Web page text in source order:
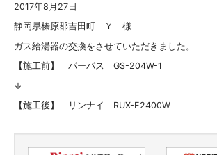
2017年8月27日
静岡県榛原郡吉田町 Ｙ 様
ガス給湯器の交換をさせていただきました。
【施工前】 パーパス GS-204W-1
↓
【施工後】 リンナイ RUX-E2400W